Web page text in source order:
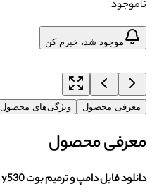
ناموجود
موجود شد، خبرم کن
معرفی محصول ویژگی‌های محصول
معرفی محصول
دانلود فایل دامپ و ترمیم بوت HUAWEI y530